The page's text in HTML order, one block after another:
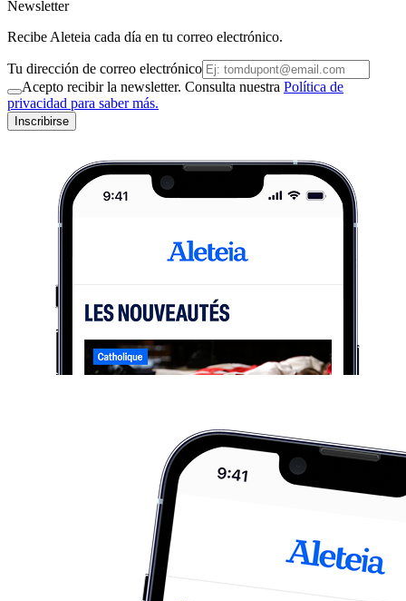
Newsletter
Recibe Aleteia cada día en tu correo electrónico.
Tu dirección de correo electrónico
Acepto recibir la newsletter. Consulta nuestra Política de
privacidad para saber más.
Inscribirse